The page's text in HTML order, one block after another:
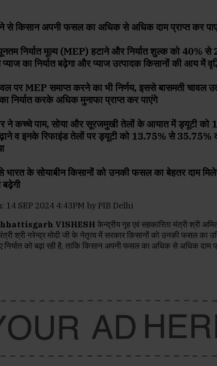
से किसान अपनी फसल का अधिक से अधिक दाम प्राप्त कर
निर्यात मूल्य (MEP) हटाने और निर्यात शुल्क को 40%
का निर्यात बढ़ेगा और प्याज उत्पादक किसानों की आय में
पर MEP समाप्त करने का भी निर्णय, इससे बासमती चावल
निर्यात करके अधिक मुनाफा प्राप्त कर पाएंगे
ने कच्चे पाम, सोया और सूरजमुखी तेलों के आयात में ड्यूटी को
व इनके रिफाइंड तेलों पर ड्यूटी को 13.75% से 35.75%
भारत के सोयाबीन किसानों को उनकी फसल का बेहतर दाम
14 SEP 2024 4:43PM by PIB Delhi
VISHESH केन्द्रीय गृह एवं सहकारिता मंत्री श्री
श्री नरेन्द्र मोदी जी के नेतृत्व में सरकार किसानों को उनकी फसल का
निर्यात को बढ़ा रही है, ताकि किसान अपनी फसल का अधिक से अधिक दाम